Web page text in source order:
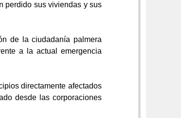
perdido sus viviendas y sus
de la ciudadanía palmera
a la actual emergencia
directamente afectados
desde las corporaciones